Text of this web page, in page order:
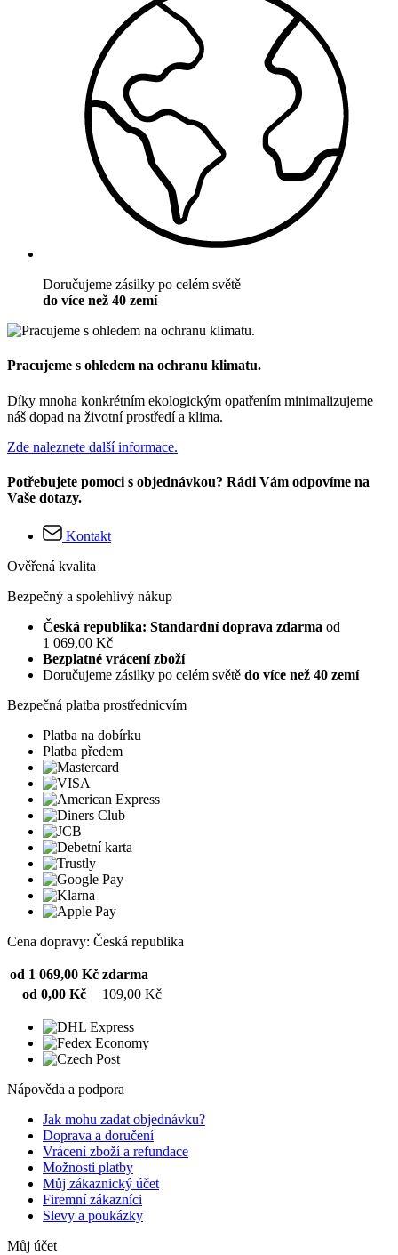
Doručujeme zásilky po celém světě
do více než 40 zemí
Pracujeme s ohledem na ochranu klimatu.
Díky mnoha konkrétním ekologickým opatřením minimalizujeme
náš dopad na životní prostředí a klima.
Zde naleznete další informace.
Potřebujete pomoci s objednávkou? Rádi Vám odpovíme na
Vaše dotazy.
Kontakt
Ověřená kvalita
Bezpečný a spolehlivý nákup
Česká republika: Standardní doprava zdarma od
1 069,00 Kč
Bezplatné vrácení zboží
Doručujeme zásilky po celém světě do více než 40 zemí
Bezpečná platba prostřednicvím
Platba na dobírku
Platba předem
Cena dopravy: Česká republika
od 1 069,00 Kč zdarma
od 0,00 Kč
109,00 Kč
Nápověda a podpora
Jak mohu zadat objednávku?
Doprava a doručení
Vrácení zboží a refundace
Možnosti platby
Můj zákaznický účet
Firemní zákazníci
Slevy a poukázky
Můj účet